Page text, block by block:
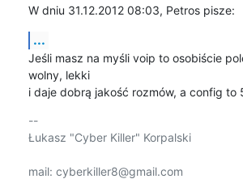
W dniu 31.12.2012 08:03, Petros pisze:
...
Jeśli masz na myśli voip to osobiście
wolny, lekki
i daje dobrą jakość rozmów, a config to
--
Łukasz "Cyber Killer" Korpalski
mail: cyberkiller8@gmail.com